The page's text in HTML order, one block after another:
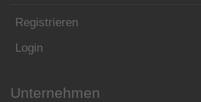
Registrieren
Login
Unternehmen